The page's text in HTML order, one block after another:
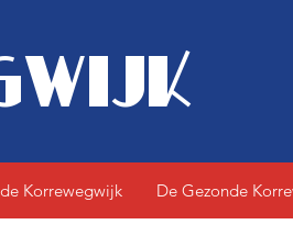
Korrewegwijk De Gezonde